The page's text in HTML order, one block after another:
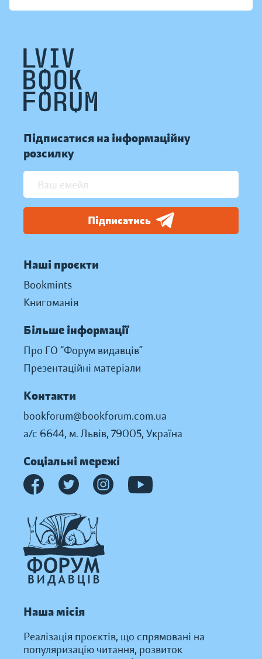
Підписатися на інформаційну
розсилку
Підписатись
Наші проєкти
Bookmints
Книгоманія
Більше інформації
Про ГО “Форум видавців”
Презентаційні матеріали
Контакти
bookforum@bookforum.com.ua
а/с 6644, м. Львів, 79005, Україна
Соціальні мережі
Наша місія
Реалізація проєктів, що спрямовані на
популяризацію читання, розвиток